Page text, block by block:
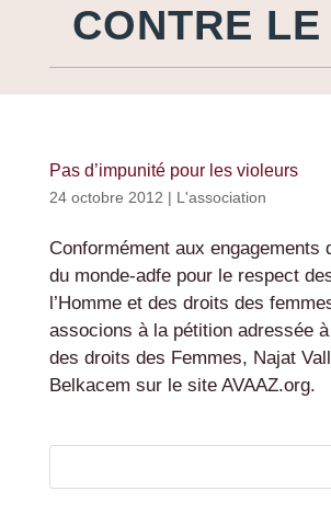
CONTRE
Pas d’impunité pour les violeurs
24 octobre 2012 | L'association
Conformément aux engagements
du monde-adfe pour le respect
l’Homme et des droits des
associons à la pétition adressée
des droits des Femmes, Najat
Belkacem sur le site AVAAZ.org.